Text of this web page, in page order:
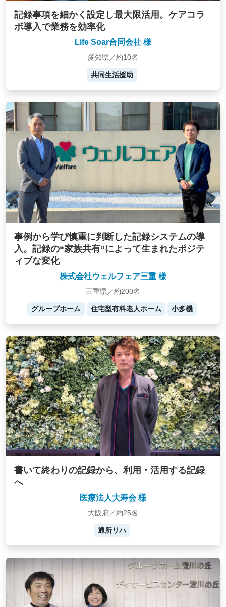
記録事項を細かく設定し最大限活用。ケアコラ
ボ導入で業務を効率化
Life Soar合同会社 様
愛知県／約10名
共同生活援助
事例から学び慎重に判断した記録システムの導
入。記録の“家族共有”によって生まれたポジテ
ィブな変化
株式会社ウェルフェア三重 様
三重県／約200名
グループホーム 住宅型有料老人ホーム 小多機
書いて終わりの記録から、利用・活用する記録
へ
医療法人大寿会 様
大阪府／約25名
通所リハ